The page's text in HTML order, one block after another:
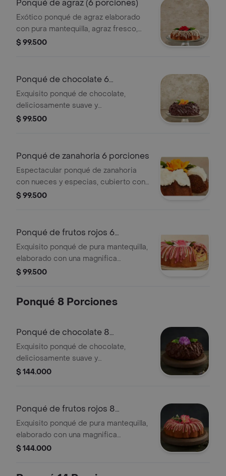
Ponqué de agraz (6 porciones)
Exótico ponqué de agraz elaborado
con pura mantequilla, agraz fresco,
semilla de amapola y cubierto con una
(diámetro 16.7 cm, alto 8 cm)
$ 99.500
Ponqué de chocolate 6
porciones
Exquisito ponqué de chocolate,
deliciosamente suave y
profundamente chocolatoso, con una
metálico(diámetro 16.7 cm, alto 8 cm)
$ 99.500
Ponqué de zanahoria 6 porciones
Espectacular ponqué de zanahoria
con nueces y especias, cubierto con
una deliciosa crema de queso.
$ 99.500
Ponqué de frutos rojos 6
porciones
Exquisito ponqué de pura mantequilla,
elaborado con una magnifica
mermelada de fresa, mora, arándanos
presentación 6 porciones: estuche
$ 99.500
Ponqué 8 Porciones
Ponqué de chocolate 8
porciones
Exquisito ponqué de chocolate,
deliciosamente suave y
profundamente chocolatoso, con una
metálico(diámetro 18.9 cm, alto 8.8
$ 144.000
Ponqué de frutos rojos 8
porciones
Exquisito ponqué de pura mantequilla,
elaborado con una magnifica
mermelada de fresa, mora, arándanos
$ 144.000